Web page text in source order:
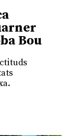
Bou